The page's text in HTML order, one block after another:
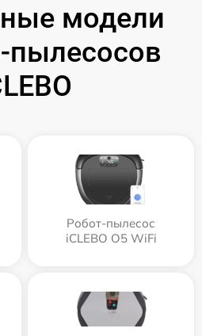
модели
пылесосов
Робот-пылесос
iCLEBO O5 WiFi